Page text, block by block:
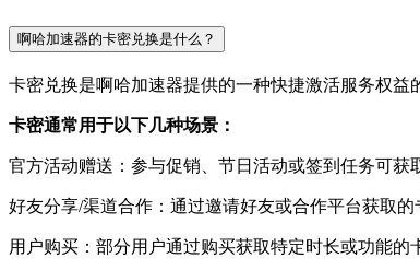
啊哈加速器的卡密兑换是什么？
卡密兑换是啊哈加速器提供的一种快捷激活服务权益
卡密通常用于以下几种场景：
官方活动赠送：参与促销、节日活动或签到任务可获
好友分享/渠道合作：通过邀请好友或合作平台获取的
用户购买：部分用户通过购买获取特定时长或功能的